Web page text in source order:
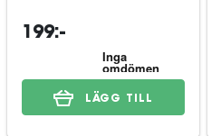
199:-
LÄGG TILL